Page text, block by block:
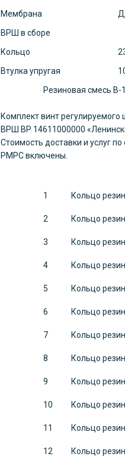
Мембрана
Д
ВРШ в сборе
Кольцо
Втулка упругая
Резиновая смесь В-
Комплект винт регулируемого
ВРШ ВР 14611000000
Стоимость доставки и услуг
РМРС включены.
1 Кольцо
2 Кольцо
3 Кольцо
4 Кольцо
5 Кольцо
6 Кольцо
7 Кольцо
8 Кольцо
9 Кольцо
10 Кольцо
11 Кольцо
12 Кольцо